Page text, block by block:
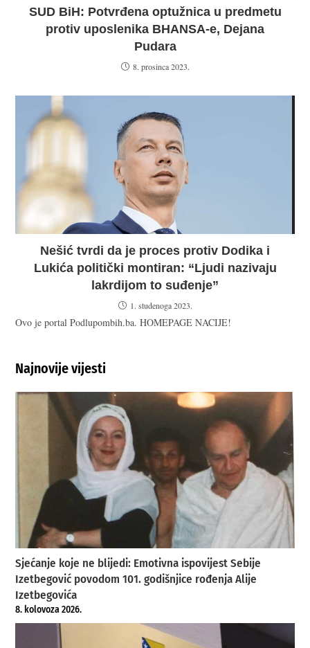
SUD BiH: Potvrđena optužnica u predmetu
protiv uposlenika BHANSA-e, Dejana
Pudara
8. prosinca 2023.
Nešić tvrdi da je proces protiv Dodika i
Lukića politički montiran: “Ljudi nazivaju
lakrdijom to suđenje”
1. studenoga 2023.
Ovo je portal Podlupombih.ba. HOMEPAGE NACIJE!
Najnovije vijesti
Sjećanje koje ne blijedi: Emotivna ispovijest Sebije
Izetbegović povodom 101. godišnjice rođenja Alije
Izetbegovića
8. kolovoza 2026.